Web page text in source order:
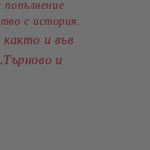
с история.
както и във
и